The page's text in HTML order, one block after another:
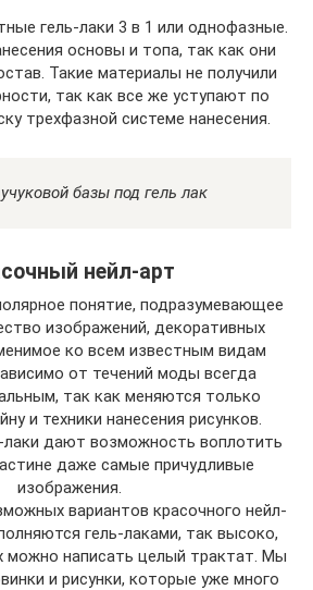
гель-лаки 3 в 1 или однофазные.
основы и топа, так как они
Такие материалы не получили
так как все же уступают по
трехфазной системе нанесения.
базы под гель лак
нейл-арт
понятие, подразумевающее
изображений, декоративных
ко всем известным видам
от течений моды всегда
так как меняются только
и техники нанесения рисунков.
дают возможность воплотить
даже самые причудливые
изображения.
вариантов красочного нейл-
гель-лаками, так высоко,
можно написать целый трактат. Мы
и рисунки, которые уже много